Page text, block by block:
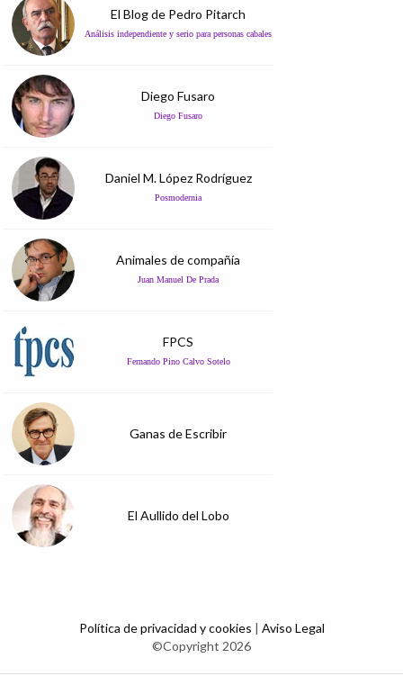
El Blog de Pedro Pitarch
Análisis independiente y serio para personas cabales
Diego Fusaro
Diego Fusaro
Daniel M. López Rodríguez
Posmodernia
Animales de compañía
Juan Manuel De Prada
FPCS
Fernando Pino Calvo Sotelo
Ganas de Escribir
El Aullido del Lobo
Política de privacidad y cookies | Aviso Legal
©Copyright 2026